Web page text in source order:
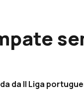
da II Liga